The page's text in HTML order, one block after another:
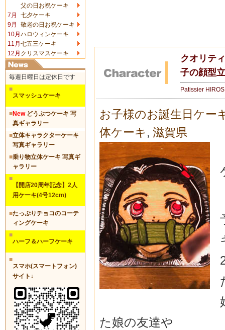
父の日お祝ケーキ
7月
七夕ケーキ
9月
敬老の日お祝ケーキ
10月 ハロウィンケーキ
11月 七五三ケーキ
12月 クリスマスケーキ
毎週日曜日は定休日です
■
スマッシュケーキ
■Newどうぶつケーキ 写
真ギャラリー
■立体キャラクターケーキ
写真ギャラリー
■乗り物立体ケーキ 写真ギ
ャラリー
■
【開店20周年記念】2人
用ケーキ(4号12cm)
■たっぷりチョコのコーテ
ィングケーキ
■
ハーフ＆ハーフケーキ
■
スマホ(スマートフォン)
サイト↓
クオリテ
子の顔型
Patissier
お子様のお誕生日ケー
体ケーキ , 滋賀県
た娘の友達や